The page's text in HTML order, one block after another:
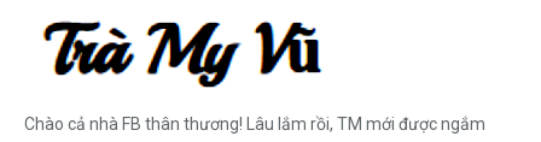
Chào cả nhà FB thân thương! Lâu lắm rồi, TM mới được ngắm